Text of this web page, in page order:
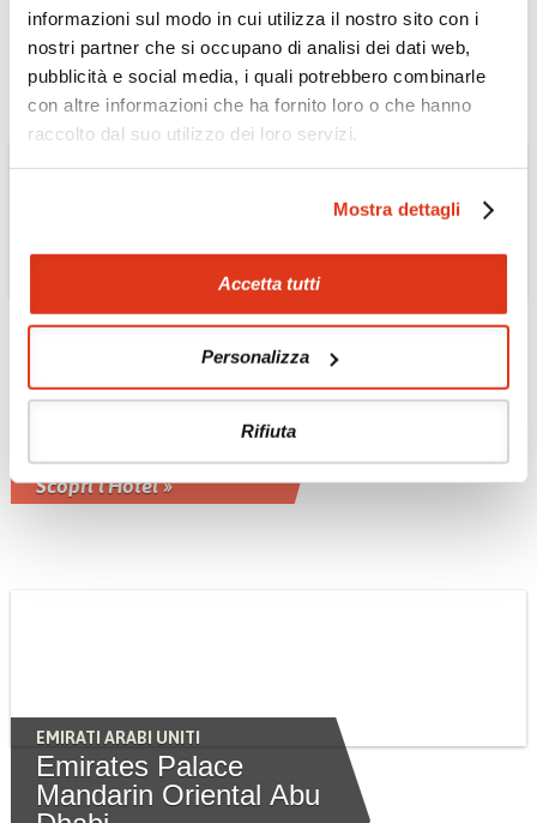
informazioni sul modo in cui utilizza il nostro sito con i
nostri partner che si occupano di analisi dei dati web,
pubblicità e social media, i quali potrebbero combinarle
con altre informazioni che ha fornito loro o che hanno
raccolto dal suo utilizzo dei loro servizi.
Mostra dettagli
Accetta tutti
Personalizza
Rifiuta
Scopri l'Hotel »
Hotel Bai San Ho 5*
Scopri l'Hotel »
EMIRATI ARABI UNITI
Emirates Palace
Mandarin Oriental Abu